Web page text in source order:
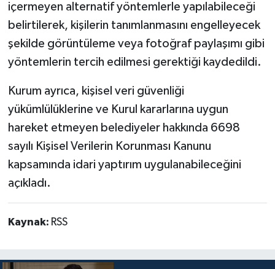
içermeyen alternatif yöntemlerle yapılabileceği
belirtilerek, kişilerin tanımlanmasını engelleyecek
şekilde görüntüleme veya fotoğraf paylaşımı gibi
yöntemlerin tercih edilmesi gerektiği kaydedildi.
Kurum ayrıca, kişisel veri güvenliği
yükümlülüklerine ve Kurul kararlarına uygun
hareket etmeyen belediyeler hakkında 6698
sayılı Kişisel Verilerin Korunması Kanunu
kapsamında idari yaptırım uygulanabileceğini
açıkladı.
Kaynak: RSS